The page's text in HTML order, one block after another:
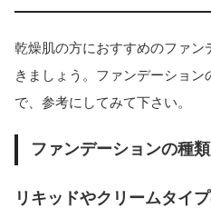
乾燥肌の方におすすめのファン
きましょう。ファンデーショ
で、参考にしてみて下さい。
ファンデーションの種
リキッドやクリームタイ